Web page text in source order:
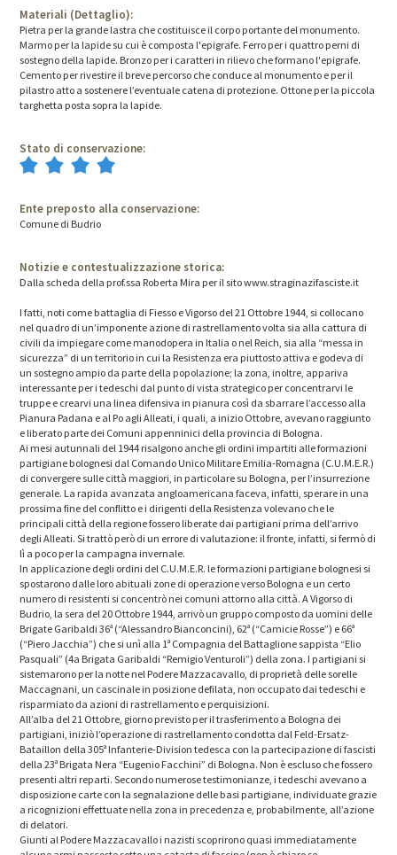
Materiali (Dettaglio):
Pietra per la grande lastra che costituisce il corpo portante del monumento.
Marmo per la lapide su cui è composta l'epigrafe. Ferro per i quattro perni di
sostegno della lapide. Bronzo per i caratteri in rilievo che formano l'epigrafe.
Cemento per rivestire il breve percorso che conduce al monumento e per il
pilastro atto a sostenere l’eventuale catena di protezione. Ottone per la piccola
targhetta posta sopra la lapide.
Stato di conservazione:
Ente preposto alla conservazione:
Comune di Budrio
Notizie e contestualizzazione storica:
Dalla scheda della prof.ssa Roberta Mira per il sito www.straginazifasciste.it
I fatti, noti come battaglia di Fiesso e Vigorso del 21 Ottobre 1944, si collocano
nel quadro di un’imponente azione di rastrellamento volta sia alla cattura di
civili da impiegare come manodopera in Italia o nel Reich, sia alla “messa in
sicurezza” di un territorio in cui la Resistenza era piuttosto attiva e godeva di
un sostegno ampio da parte della popolazione; la zona, inoltre, appariva
interessante per i tedeschi dal punto di vista strategico per concentrarvi le
truppe e crearvi una linea difensiva in pianura così da sbarrare l’accesso alla
Pianura Padana e al Po agli Alleati, i quali, a inizio Ottobre, avevano raggiunto
e liberato parte dei Comuni appenninici della provincia di Bologna.
Ai mesi autunnali del 1944 risalgono anche gli ordini impartiti alle formazioni
partigiane bolognesi dal Comando Unico Militare Emilia-Romagna (C.U.M.E.R.)
di convergere sulle città maggiori, in particolare su Bologna, per l’insurrezione
generale. La rapida avanzata angloamericana faceva, infatti, sperare in una
prossima fine del conflitto e i dirigenti della Resistenza volevano che le
principali città della regione fossero liberate dai partigiani prima dell’arrivo
degli Alleati. Si trattò però di un errore di valutazione: il fronte, infatti, si fermò di
lì a poco per la campagna invernale.
In applicazione degli ordini del C.U.M.E.R. le formazioni partigiane bolognesi si
spostarono dalle loro abituali zone di operazione verso Bologna e un certo
numero di resistenti si concentrò nei comuni attorno alla città. A Vigorso di
Budrio, la sera del 20 Ottobre 1944, arrivò un gruppo composto da uomini delle
Brigate Garibaldi 36ª (“Alessandro Bianconcini), 62ª (“Camicie Rosse”) e 66ª
(“Piero Jacchia”) che si unì alla 1ª Compagnia del Battaglione sappista “Elio
Pasquali” (4a Brigata Garibaldi “Remigio Venturoli”) della zona. I partigiani si
sistemarono per la notte nel Podere Mazzacavallo, di proprietà delle sorelle
Maccagnani, un cascinale in posizione defilata, non occupato dai tedeschi e
risparmiato da azioni di rastrellamento e perquisizioni.
All’alba del 21 Ottobre, giorno previsto per il trasferimento a Bologna dei
partigiani, iniziò l’operazione di rastrellamento condotta dal Feld-Ersatz-
Bataillon della 305ª Infanterie-Division tedesca con la partecipazione di fascisti
della 23ª Brigata Nera “Eugenio Facchini” di Bologna. Non è escluso che fossero
presenti altri reparti. Secondo numerose testimonianze, i tedeschi avevano a
disposizione carte con la segnalazione delle basi partigiane, individuate grazie
a ricognizioni effettuate nella zona in precedenza e, probabilmente, all’azione
di delatori.
Giunti al Podere Mazzacavallo i nazisti scoprirono quasi immediatamente